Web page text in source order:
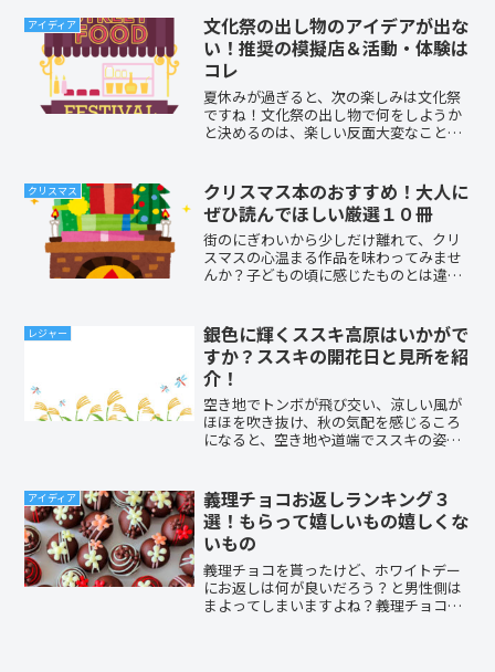
思い出してほしいのです。「まごころ」
という味付けがされた出来...
アイディア
文化祭の出し物のアイデアが出な
い！推奨の模擬店＆活動・体験は
コレ
夏休みが過ぎると、次の楽しみは文化祭
ですね！文化祭の出し物で何をしようか
と決めるのは、楽しい反面大変なことで
祭の出し物に関するアイデアを、比較的
簡単なものから集めてみま...
クリスマス
クリスマス本のおすすめ！大人に
ぜひ読んでほしい厳選１０冊
街のにぎわいから少しだけ離れて、クリ
スマスの心温まる作品を味わってみませ
んか？子どもの頃に感じたものとは違う
伝わるものがあるのです！どこかに置い
てきてしまった大切な心を...
レジャー
銀色に輝くススキ高原はいかがで
すか？ススキの開花日と見所を紹
介！
空き地でトンボが飛び交い、涼しい風が
ほほを吹き抜け、秋の気配を感じるころ
になると、空き地や道端でススキの姿が
に照らされさざ波のようにきらめく銀色
の輝き、私大好きなんです...
アイディア
義理チョコお返しランキング３
選！もらって嬉しいもの嬉しくな
いもの
義理チョコを貰ったけど、ホワイトデー
にお返しは何が良いだろう？と男性側は
まよってしまいますよね？義理チョコは